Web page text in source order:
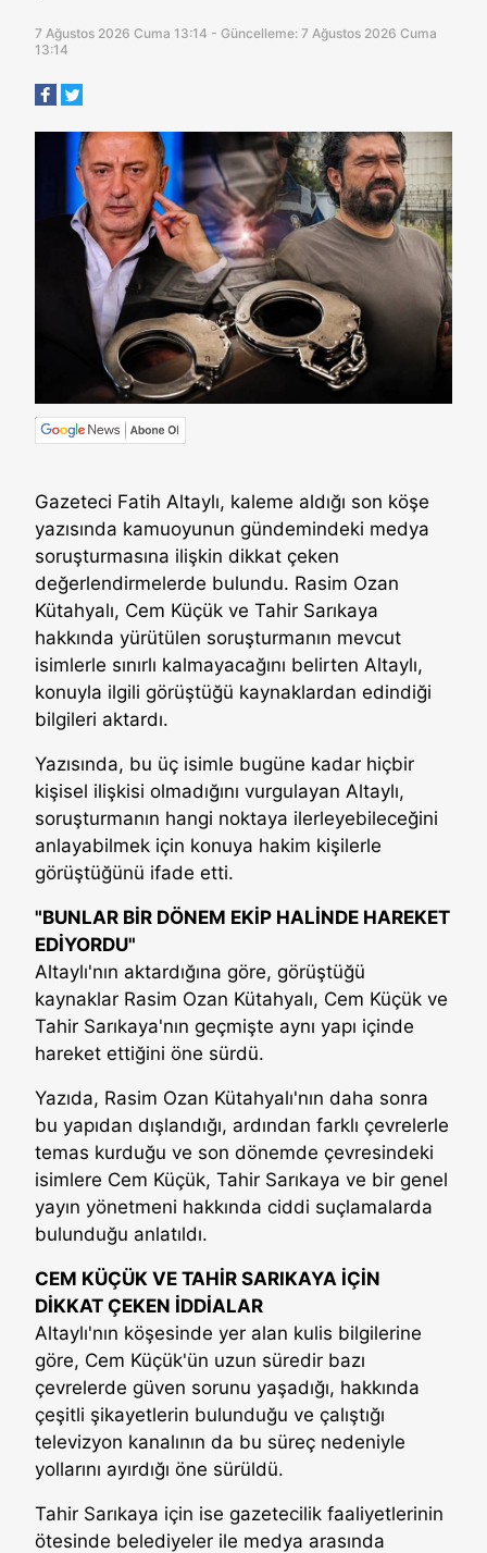
7 Ağustos 2026 Cuma 13:14 - Güncelleme: 7 Ağustos 2026 Cuma
13:14
Gazeteci Fatih Altaylı, kaleme aldığı son köşe
yazısında kamuoyunun gündemindeki medya
soruşturmasına ilişkin dikkat çeken
değerlendirmelerde bulundu. Rasim Ozan
Kütahyalı, Cem Küçük ve Tahir Sarıkaya
hakkında yürütülen soruşturmanın mevcut
isimlerle sınırlı kalmayacağını belirten Altaylı,
konuyla ilgili görüştüğü kaynaklardan edindiği
bilgileri aktardı.
Yazısında, bu üç isimle bugüne kadar hiçbir
kişisel ilişkisi olmadığını vurgulayan Altaylı,
soruşturmanın hangi noktaya ilerleyebileceğini
anlayabilmek için konuya hakim kişilerle
görüştüğünü ifade etti.
"BUNLAR BİR DÖNEM EKİP HALİNDE HAREKET
EDİYORDU"
Altaylı'nın aktardığına göre, görüştüğü
kaynaklar Rasim Ozan Kütahyalı, Cem Küçük ve
Tahir Sarıkaya'nın geçmişte aynı yapı içinde
hareket ettiğini öne sürdü.
Yazıda, Rasim Ozan Kütahyalı'nın daha sonra
bu yapıdan dışlandığı, ardından farklı çevrelerle
temas kurduğu ve son dönemde çevresindeki
isimlere Cem Küçük, Tahir Sarıkaya ve bir genel
yayın yönetmeni hakkında ciddi suçlamalarda
bulunduğu anlatıldı.
CEM KÜÇÜK VE TAHİR SARIKAYA İÇİN
DİKKAT ÇEKEN İDDİALAR
Altaylı'nın köşesinde yer alan kulis bilgilerine
göre, Cem Küçük'ün uzun süredir bazı
çevrelerde güven sorunu yaşadığı, hakkında
çeşitli şikayetlerin bulunduğu ve çalıştığı
televizyon kanalının da bu süreç nedeniyle
yollarını ayırdığı öne sürüldü.
Tahir Sarıkaya için ise gazetecilik faaliyetlerinin
ötesinde belediyeler ile medya arasında